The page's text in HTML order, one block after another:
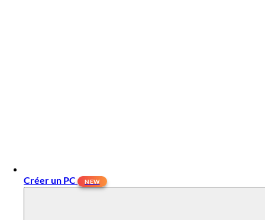
Créer un PC NEW